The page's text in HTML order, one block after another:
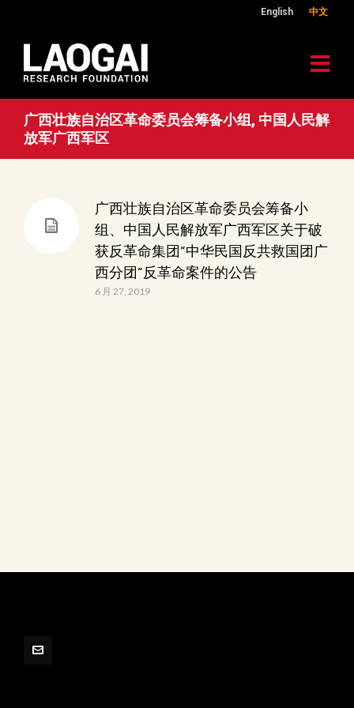
English 中文
广西壮族自治区革命委员会筹备小组, 中国人民解
放军广西军区
广西壮族自治区革命委员会筹备小
组、中国人民解放军广西军区关于破
获反革命集团“中华民国反共救国团广
西分团”反革命案件的公告
6 月 27, 2019